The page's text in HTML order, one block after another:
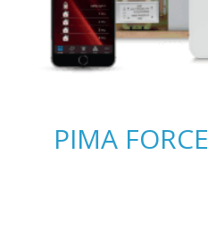
מערכת אזעקה PIMA FORCE